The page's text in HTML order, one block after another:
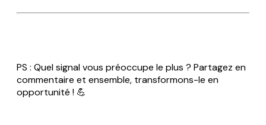
PS : Quel signal vous préoccupe le plus ? Partagez en
commentaire et ensemble, transformons-le en
opportunité ! 💪